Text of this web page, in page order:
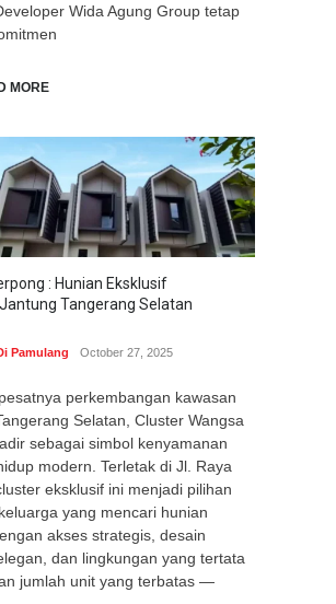
Wida Agung Group tetap
MORE
: Hunian Eksklusif
Tangerang Selatan
Pamulang October 27, 2025
perkembangan kawasan
Selatan, Cluster Wangsa
sebagai simbol kenyamanan
modern. Terletak di Jl. Raya
eksklusif ini menjadi pilihan
yang mencari hunian
akses strategis, desain
dan lingkungan yang tertata
jumlah unit yang terbatas —